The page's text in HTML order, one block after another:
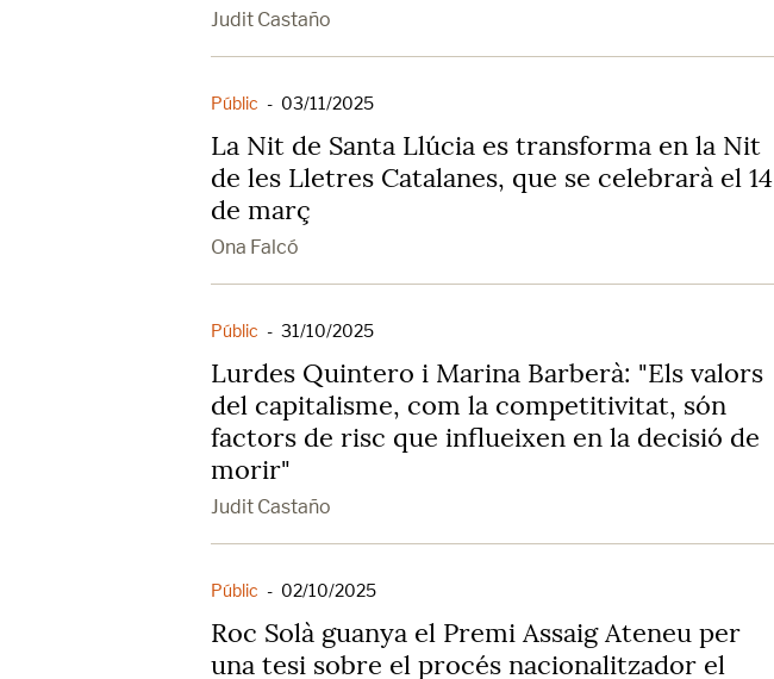
Judit Castaño
Públic - 03/11/2025
La Nit de Santa Llúcia es transforma en la Nit
de les Lletres Catalanes, que se celebrarà el 14
de març
Ona Falcó
Públic - 31/10/2025
Lurdes Quintero i Marina Barberà: "Els valors
del capitalisme, com la competitivitat, són
factors de risc que influeixen en la decisió de
morir"
Judit Castaño
Públic - 02/10/2025
Roc Solà guanya el Premi Assaig Ateneu per
una tesi sobre el procés nacionalitzador el